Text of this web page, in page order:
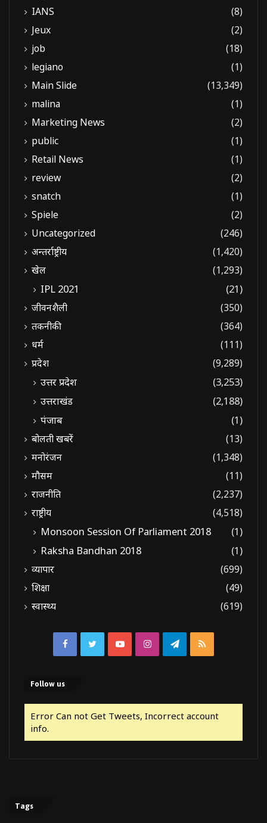
IANS
(8)
Jeux
(2)
job
(18)
legiano
(1)
Main Slide
(13,349)
malina
(1)
Marketing News
(2)
public
(1)
Retail News
(1)
review
(2)
snatch
(1)
Spiele
(2)
Uncategorized
(246)
अन्तर्राष्ट्रीय
(1,420)
खेल
(1,293)
IPL 2021 (21)
जीवनशैली
(350)
तकनीकी
(364)
धर्म
(111)
प्रदेश
(9,289)
उत्तर प्रदेश
(3,253)
उत्तराखंड
(2,188)
पंजाब
(1)
बोलती खबरें
(13)
मनोरंजन
(1,348)
मौसम
(11)
राजनीति
(2,237)
राष्ट्रीय
(4,518)
Monsoon Session Of Parliament 2018
(1)
Raksha Bandhan 2018
(1)
व्यापार
(699)
शिक्षा
(49)
स्वास्थ्य
(619)
FacebookTwitterYouTubeInstagramTelegram
RSS
Follow us
Error Can not Get Tweets, Incorrect account
info.
Tags